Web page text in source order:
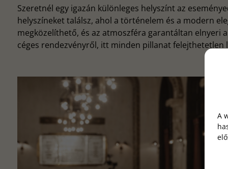
Szeretnél egy igazán különleges helyszínt az
helyszíneket találsz, ahol a történelem és a modern
megközelíthető, és az atmoszféra garantáltan elnyeri
céges rendezvényről, itt minden pillanat felejthetetlen
A